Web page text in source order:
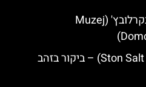
מוזיאון מלחמת המולדת בקרלובץ' (Muzej
המלחיות של סטון (Ston Salt Pans) – ביקור בזהב